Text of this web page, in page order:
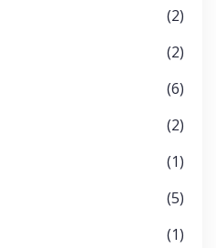
(2)
(2)
(6)
(2)
(1)
(5)
(1)